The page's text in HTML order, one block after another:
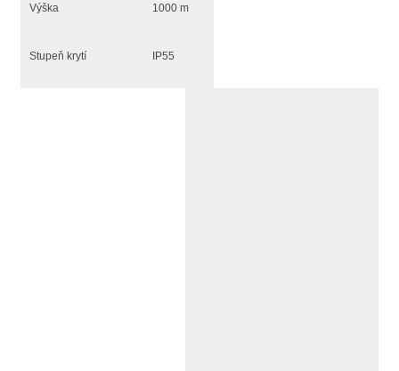
Výška 1000 m
Stupeň krytí IP55